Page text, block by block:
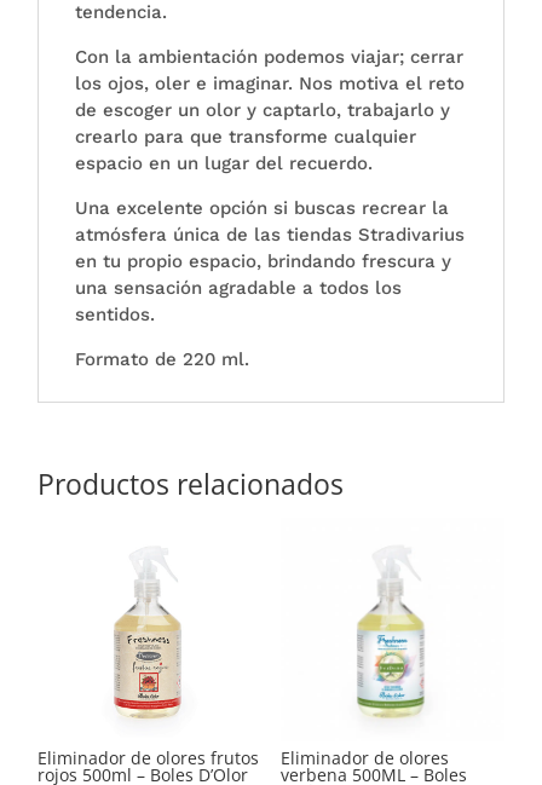
tendencia.
Con la ambientación podemos viajar; cerrar
los ojos, oler e imaginar. Nos motiva el reto
de escoger un olor y captarlo, trabajarlo y
crearlo para que transforme cualquier
espacio en un lugar del recuerdo.
Una excelente opción si buscas recrear la
atmósfera única de las tiendas Stradivarius
en tu propio espacio, brindando frescura y
una sensación agradable a todos los
sentidos.
Formato de 220 ml.
Productos relacionados
Eliminador de olores frutos
rojos 500ml – Boles D’Olor
Eliminador de olores
verbena 500ML – Boles